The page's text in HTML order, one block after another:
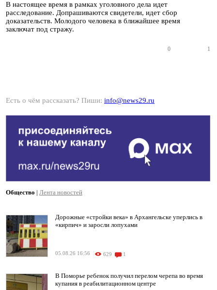
В настоящее время в рамках уголовного дела идет
расследование. Допрашиваются свидетели, идет сбор
доказательств. Молодого человека в ближайшее время
заключат под стражу.
0 1
Есть о чём рассказать? Пиши: info@news29.ru
Общество | Лента новостей
Дорожные «стройки века» в Архангельске уперлись в
«кирпич» и заросли лопухами
05.08.26 16:56 629 1
В Поморье ребенок получил перелом черепа во время
купания в реабилитационном центре